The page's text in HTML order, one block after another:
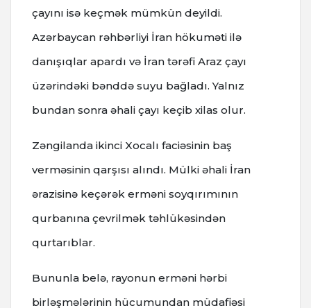
çayını isə keçmək mümkün deyildi.
Azərbaycan rəhbərliyi İran hökuməti ilə
danışıqlar apardı və İran tərəfi Araz çayı
üzərindəki bənddə suyu bağladı. Yalnız
bundan sonra əhali çayı keçib xilas olur.
Zəngilanda ikinci Xocalı faciəsinin baş
verməsinin qarşısı alındı. Mülki əhali İran
ərazisinə keçərək erməni soyqırımının
qurbanına çevrilmək təhlükəsindən
qurtarıblar.
Bununla belə, rayonun erməni hərbi
birləşmələrinin hücumundan müdafiəsi